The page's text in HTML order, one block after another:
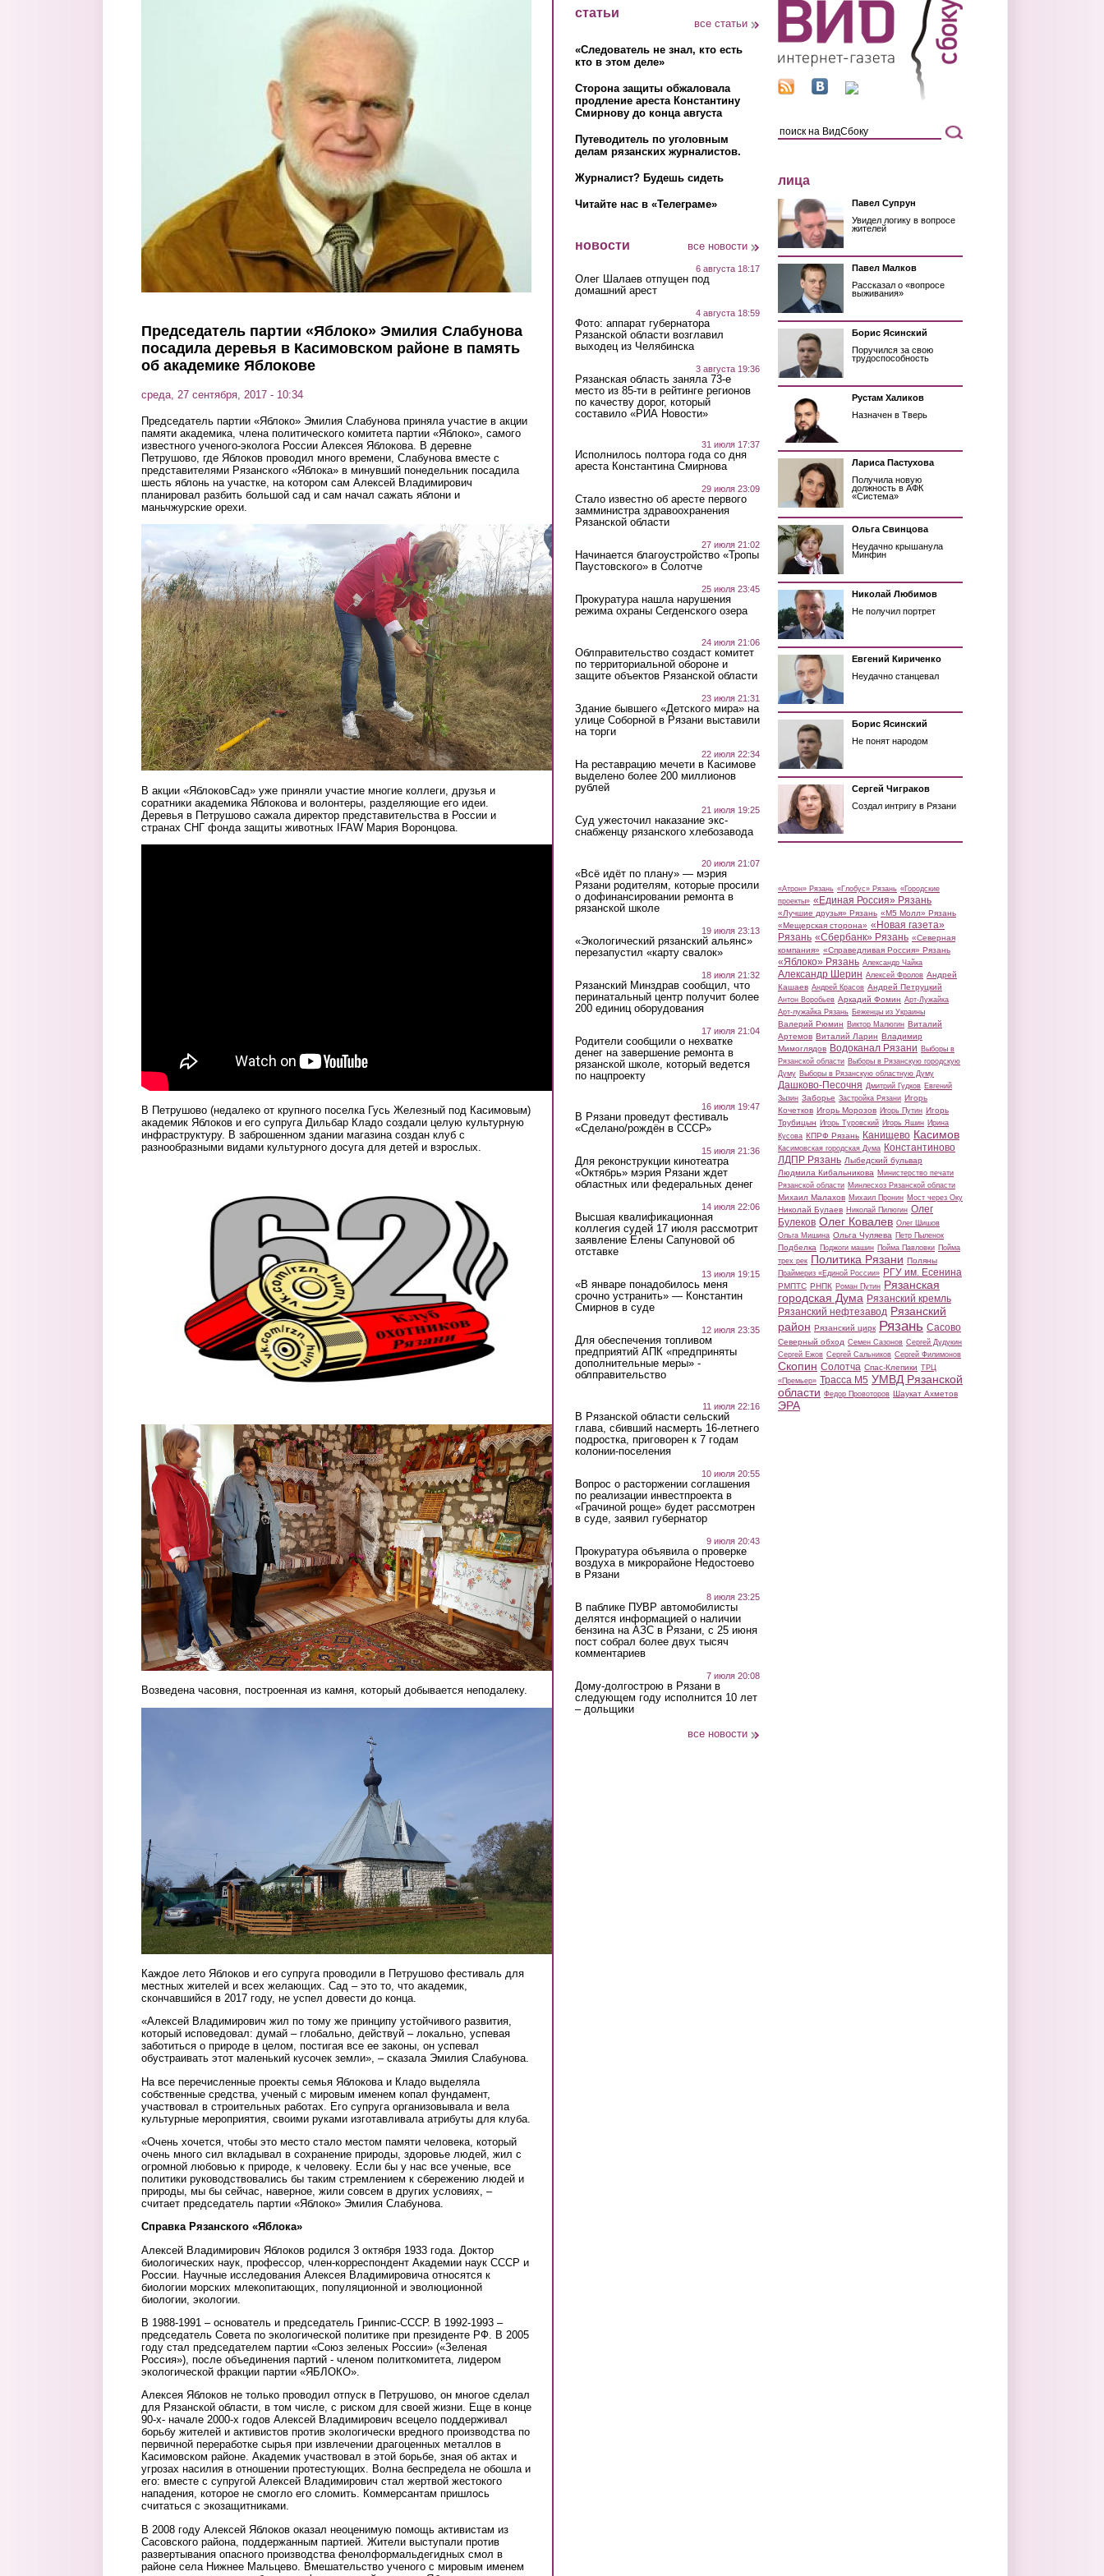
Председатель партии «Яблоко» Эмилия Слабунова
посадила деревья в Касимовском районе в память
об академике Яблокове
среда, 27 сентября, 2017 - 10:34
Председатель партии «Яблоко» Эмилия Слабунова приняла участие в акции
памяти академика, члена политического комитета партии «Яблоко», самого
известного ученого-эколога России Алексея Яблокова. В деревне
Петрушово, где Яблоков проводил много времени, Слабунова вместе с
представителями Рязанского «Яблока» в минувший понедельник посадила
шесть яблонь на участке, на котором сам Алексей Владимирович
планировал разбить большой сад и сам начал сажать яблони и
маньчжурские орехи.
В акции «ЯблоковСад» уже приняли участие многие коллеги, друзья и
соратники академика Яблокова и волонтеры, разделяющие его идеи.
Деревья в Петрушово сажала директор представительства в России и
странах СНГ фонда защиты животных IFAW Мария Воронцова.
В Петрушово (недалеко от крупного поселка Гусь Железный под Касимовым)
академик Яблоков и его супруга Дильбар Кладо создали целую культурную
инфраструктуру. В заброшенном здании магазина создан клуб с
разнообразными видами культурного досуга для детей и взрослых.
slabunova_i_klado.jpg
Возведена часовня, построенная из камня, который добывается неподалеку.
Каждое лето Яблоков и его супруга проводили в Петрушово фестиваль для
местных жителей и всех желающих. Сад – это то, что академик,
скончавшийся в 2017 году, не успел довести до конца.
«Алексей Владимирович жил по тому же принципу устойчивого развития,
который исповедовал: думай – глобально, действуй – локально, успевая
заботиться о природе в целом, постигая все ее законы, он успевал
обустраивать этот маленький кусочек земли», – сказала Эмилия Слабунова.
На все перечисленные проекты семья Яблокова и Кладо выделяла
собственные средства, ученый с мировым именем копал фундамент,
участвовал в строительных работах. Его супруга организовывала и вела
культурные мероприятия, своими руками изготавливала атрибуты для клуба.
«Очень хочется, чтобы это место стало местом памяти человека, который
очень много сил вкладывал в сохранение природы, здоровье людей, жил с
огромной любовью к природе, к человеку. Если бы у нас все ученые, все
политики руководствовались бы таким стремлением к сбережению людей и
природы, мы бы сейчас, наверное, жили совсем в других условиях, –
считает председатель партии «Яблоко» Эмилия Слабунова.
Справка Рязанского «Яблока»
Алексей Владимирович Яблоков родился 3 октября 1933 года. Доктор
биологических наук, профессор, член-корреспондент Академии наук СССР и
России. Научные исследования Алексея Владимировича относятся к
биологии морских млекопитающих, популяционной и эволюционной
биологии, экологии.
В 1988-1991 – основатель и председатель Гринпис-СССР. В 1992-1993 –
председатель Совета по экологической политике при президенте РФ. В 2005
году стал председателем партии «Союз зеленых России» («Зеленая
Россия»), после объединения партий - членом политкомитета, лидером
экологической фракции партии «ЯБЛОКО».
Алексея Яблоков не только проводил отпуск в Петрушово, он многое сделал
для Рязанской области, в том числе, с риском для своей жизни. Еще в конце
90-х- начале 2000-х годов Алексей Владимирович всецело поддерживал
борьбу жителей и активистов против экологически вредного производства по
первичной переработке сырья при извлечении драгоценных металлов в
Касимовском районе. Академик участвовал в этой борьбе, зная об актах и
угрозах насилия в отношении протестующих. Волна беспредела не обошла и
его: вместе с супругой Алексей Владимирович стал жертвой жестокого
нападения, которое не смогло его сломить. Коммерсантам пришлось
считаться с экозащитниками.
В 2008 году Алексей Яблоков оказал неоценимую помощь активистам из
Сасовского района, поддержанным партией. Жители выступали против
развертывания опасного производства фенолформальдегидных смол в
районе села Нижнее Мальцево. Вмешательство ученого с мировым именем
статьи
все статьи
«Следователь не знал, кто есть
кто в этом деле»
Сторона защиты обжаловала
продление ареста Константину
Смирнову до конца августа
Путеводитель по уголовным
делам рязанских журналистов.
Журналист? Будешь сидеть
Читайте нас в «Телеграме»
новости все новости
6 августа 18:17
Олег Шалаев отпущен под
домашний арест
4 августа 18:59
Фото: аппарат губернатора
Рязанской области возглавил
выходец из Челябинска
3 августа 19:36
Рязанская область заняла 73-е
место из 85-ти в рейтинге регионов
по качеству дорог, который
составило «РИА Новости»
31 июля 17:37
Исполнилось полтора года со дня
ареста Константина Смирнова
29 июля 23:09
Стало известно об аресте первого
замминистра здравоохранения
Рязанской области
27 июля 21:02
Начинается благоустройство «Тропы
Паустовского» в Солотче
25 июля 23:45
Прокуратура нашла нарушения
режима охраны Сегденского озера
24 июля 21:06
Облправительство создаст комитет
по территориальной обороне и
защите объектов Рязанской области
23 июля 21:31
Здание бывшего «Детского мира» на
улице Соборной в Рязани выставили
на торги
22 июля 22:34
На реставрацию мечети в Касимове
выделено более 200 миллионов
рублей
21 июля 19:25
Суд ужесточил наказание экс-
снабженцу рязанского хлебозавода
20 июля 21:07
«Всё идёт по плану» — мэрия
Рязани родителям, которые просили
о дофинансировании ремонта в
рязанской школе
19 июля 23:13
«Экологический рязанский альянс»
перезапустил «карту свалок»
18 июля 21:32
Рязанский Минздрав сообщил, что
перинатальный центр получит более
200 единиц оборудования
17 июля 21:04
Родители сообщили о нехватке
денег на завершение ремонта в
рязанской школе, который ведется
по нацпроекту
16 июля 19:47
В Рязани проведут фестиваль
«Сделано/рождён в СССР»
15 июля 21:36
Для реконструкции кинотеатра
«Октябрь» мэрия Рязани ждет
областных или федеральных денег
14 июля 22:06
Высшая квалификационная
коллегия судей 17 июля рассмотрит
заявление Елены Сапуновой об
отставке
13 июля 19:15
«В январе понадобилось меня
срочно устранить» — Константин
Смирнов в суде
12 июля 23:35
Для обеспечения топливом
предприятий АПК «предприняты
дополнительные меры» -
облправительство
11 июля 22:16
В Рязанской области сельский
глава, сбивший насмерть 16-летнего
подростка, приговорен к 7 годам
колонии-поселения
10 июля 20:55
Вопрос о расторжении соглашения
по реализации инвестпроекта в
«Грачиной роще» будет рассмотрен
в суде, заявил губернатор
9 июля 20:43
Прокуратура объявила о проверке
воздуха в микрорайоне Недостоево
в Рязани
8 июля 23:25
В паблике ПУВР автомобилисты
делятся информацией о наличии
бензина на АЗС в Рязани, с 25 июня
пост собрал более двух тысяч
комментариев
7 июля 20:08
Дому-долгострою в Рязани в
следующем году исполнится 10 лет
– дольщики
все новости
лица
Павел Супрун
Увидел логику в вопросе
жителей
Павел Малков
Рассказал о «вопросе
выживания»
Борис Ясинский
Поручился за свою
трудоспособность
Рустам Халиков
Назначен в Тверь
Лариса Пастухова
Получила новую
должность в АФК
«Система»
Ольга Свинцова
Неудачно крышанула
Минфин
Николай Любимов
Не получил портрет
Евгений Кириченко
Неудачно станцевал
Борис Ясинский
Не понят народом
Сергей Чиграков
Создал интригу в Рязани
«Атрон» Рязань «Глобус» Рязань «Городские
проекты» «Единая Россия» Рязань
«Лучшие друзья» Рязань «М5 Молл» Рязань
«Мещерская сторона» «Новая газета»
Рязань «Сбербанк» Рязань «Северная
компания» «Справедливая Россия» Рязань
«Яблоко» Рязань Александр Чайка
Александр Шерин Алексей Фролов Андрей
Кашаев Андрей Красов Андрей Петруцкий
Антон Воробьев Аркадий Фомин Арт-Лужайка
Арт-лужайка Рязань Беженцы из Украины
Валерий Рюмин Виктор Малюгин Виталий
Артемов Виталий Ларин Владимир
Мимоглядов Водоканал Рязани Выборы в
Рязанской области Выборы в Рязанскую городскую
Думу Выборы в Рязанскую областную Думу
Дашково-Песочня Дмитрий Гудков Евгений
Зызин Заборье Застройка Рязани Игорь
Кочетков Игорь Морозов Игорь Путин Игорь
Трубицын Игорь Туровский Игорь Яшин Ирина
Кусова КПРФ Рязань Канищево Касимов
Касимовская городская Дума Константиново
ЛДПР Рязань Лыбедский бульвар
Людмила Кибальникова Министерство печати
Рязанской области Минлесхоз Рязанской области
Михаил Малахов Михаил Пронин Мост через Оку
Николай Булаев Николай Пилюгин Олег
Булеков Олег Ковалев Олег Шишов
Ольга Мишина Ольга Чуляева Петр Пыленок
Подбелка Поджоги машин Пойма Павловки Пойма
трех рек Политика Рязани Поляны
Праймериз «Единой России» РГУ им. Есенина
РМПТС РНПК Роман Путин Рязанская
городская Дума Рязанский кремль
Рязанский нефтезавод Рязанский
район Рязанский цирк Рязань Сасово
Северный обход Семен Сазонов Сергей Дудукин
Сергей Ежов Сергей Сальников Сергей Филимонов
Скопин Солотча Спас-Клепики ТРЦ
«Премьер» Трасса М5 УМВД Рязанской
области Федор Провоторов Шаукат Ахметов
ЭРА